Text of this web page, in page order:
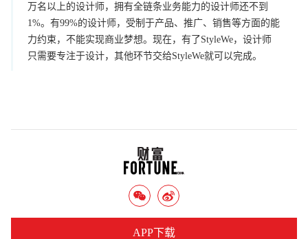
万名以上的设计师，拥有全链条业务能力的设计师还不到
1%。有99%的设计师，受制于产品、推广、销售等方面的能
力约束，不能实现商业梦想。现在，有了StyleWe，设计师
只需要专注于设计，其他环节交给StyleWe就可以完成。
APP下载